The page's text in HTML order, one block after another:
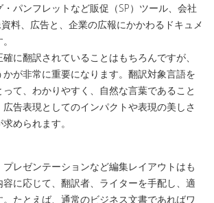
パンフレットなど販促（SP）ツール、会社
料、広告と、企業の広報にかかわるドキュメ
に翻訳されていることはもちろんですが、
が非常に重要になります。翻訳対象言語を
て、わかりやすく、自然な言葉であること
告表現としてのインパクトや表現の美しさ
められます。
レゼンテーションなど編集レイアウトはも
に応じて、翻訳者、ライターを手配し、適
たとえば、通常のビジネス文書であればワ